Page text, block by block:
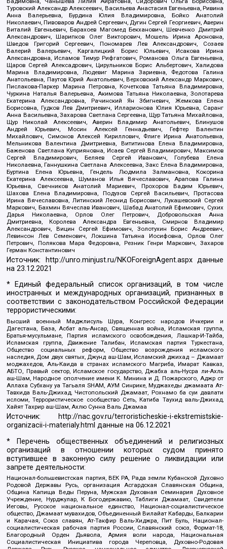
Туровский Александр Алексеевич, Васильева Анастасия Евгеньевна, Ривина
Анна Валерьевна, Бурдина Юлия Владимировна, Бойко Анатолий
Николаевич, Пивоваров Андрей Сергеевич, Дугин Сергей Георгиевич, Аверин
Виталий Евгеньевич, Барахоев Магомед Бекханович, Шевченко Дмитрий
Александрович, Шарипков Олег Викторович, Мошель Ирина Ароновна,
Шведов Григорий Сергеевич, Пономарев Лев Александрович, Созаев
Валерий Валерьевич, Каргалицкий Борис Юльевич, Исакова Ирина
Александровна, Исламов Тимур Рифгатович, Романова Ольга Евгеньевна,
Щаров Сергей Алексадрович, Цирульников Борис Альбертович, Халидова
Марина Владимировна, Людевиг Марина Зариевна, Федотова Галина
Анатольевна, Паутов Юрий Анатольевич, Верховский Александр Маркович,
Пислакова-Паркер Марина Петровна, Кочеткова Татьяна Владимировна,
Чуркина Наталья Валерьевна, Акимова Татьяна Николаевна, Золотарева
Екатерина Александровна, Рачинский Ян Збигневич, Жемкова Елена
Борисовна, Гудков Лев Дмитриевич, Илларионова Юлия Юрьевна, Саранг
Анна Васильевна, Захарова Светлана Сергеевна, Щур Татьяна Михайловна,
Щур Николай Алексеевич, Аверин Владимир Анатольевич, Блинушов
Андрей Юрьевич, Мосин Алексей Геннадьевич, Гефтер Валентин
Михайлович, Симонов Алексей Кириллович, Флиге Ирина Анатольевна,
Мельникова Валентина Дмитриевна, Вититинова Елена Владимировна,
Баженова Светлана Куприяновна, Исаев Сергей Владимирович, Максимов
Сергей Владимирович, Беляев Сергей Иванович, Голубева Елена
Николаевна, Ганнушкина Светлана Алексеевна, Закс Елена Владимировна,
Буртина Елена Юрьевна, Гендель Людмила Залмановна, Кокорина
Екатерина Алексеевна, Шуманов Илья Вячеславович, Арапова Галина
Юрьевна, Свечников Анатолий Мариевич, Прохоров Вадим Юрьевич,
Шахова Елена Владимировна, Подузов Сергей Васильевич, Протасова
Ирина Вячеславовна, Литинский Леонид Борисович, Лукашевский Сергей
Маркович, Бахмин Вячеслав Иванович, Шабад Анатолий Ефимович, Сухих
Дарья Николаевна, Орлов Олег Петрович, Добровольская Анна
Дмитриевна, Королева Александра Евгеньевна, Смирнов Владимир
Александрович, Вицин Сергей Ефимович, Золотухин Борис Андреевич,
Левинсон Лев Семенович, Локшина Татьяна Иосифовна, Орлов Олег
Петрович, Полякова Мара Федоровна, Резник Генри Маркович, Захаров
Герман Константинович
Источник: http://unro.minjust.ru/NKOForeignAgent.aspxданные
на23.12.2021
* Единый федеральный список организаций, в том числе
иностранных и международных организаций, признанных в
соответствии с законодательством Российской Федерации
террористическими:
Высший военный Маджлисуль Шура, Конгресс народов Ичкерии и
Дагестана, База, Асбат аль-Ансар, Священная война, Исламская группа,
Братья-мусульмане, Партия исламского освобождения, Лашкар-И-Тайба,
Исламская группа, Движение Талибан, Исламская партия Туркестана,
Общество социальных реформ, Общество возрождения исламского
наследия, Дом двух святых, Джунд аш-Шам, Исламский джихад – Джамаат
моджахедов, Аль-Каида в странах исламского Магриба, Имарат Кавказ,
АБТО, Правый сектор, Исламское государство, Джабха аль-Нусра ли-Ахль
аш-Шам, Народное ополчение имени К. Минина и Д. Пожарского, Аджр от
Аллаха Субхану уа Тагьаля SHAM, АУМ Синрике, Муджахеды джамаата Ат-
Тавхида Валь-Джихад, Чистопольский Джамаат, Рохнамо ба суи давлати
исломи, Террористическое сообщество Сеть, Катиба Таухид валь-Джихад,
Хайят Тахрир аш-Шам, Ахлю Сунна Валь Джамаа
Источник:
http://nac.gov.ru/terroristicheskie-i-ekstremistskie-
organizacii-i-materialy.html данные на06.12.2021
* Перечень общественных объединений и религиозных
организаций в отношении которых судом принято
вступившее в законную силу решение о ликвидации или
запрете деятельности:
Национал-большевистская партия, ВЕК РА, Рада земли Кубанской Духовно
Родовой Державы Русь, организация Асгардская Славянская Община,
Община Капища Веды Перуна, Мужская Духовная Семинария Духовное
Учреждение, Нурджулар, К Богодержавию, Таблиги Джамаат, Свидетели
Иеговы, Русское национальное единство, Национал-социалистическое
общество, Джамаат мувахидов, Объединенный Вилайат Кабарды, Балкарии
и Карачая, Союз славян, Ат-Такфир Валь-Хиджра, Пит Буль, Национал-
социалистическая рабочая партия России, Славянский союз, Формат-18,
Благородный Орден Дьявола, Армия воли народа, Национальная
Социалистическая Инициатива города Череповца, Духовно-Родовая